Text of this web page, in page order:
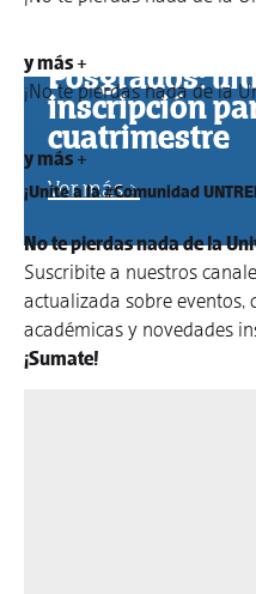
y más +
¡No te pierdas nada de la
y más +
¡Unite a la #Comunidad
No te pierdas nada de la
Suscribite a nuestros
actualizada sobre eventos,
académicas y novedades
¡Sumate!
Posgrados:
inscripción
cuatrimestre
Ver más >